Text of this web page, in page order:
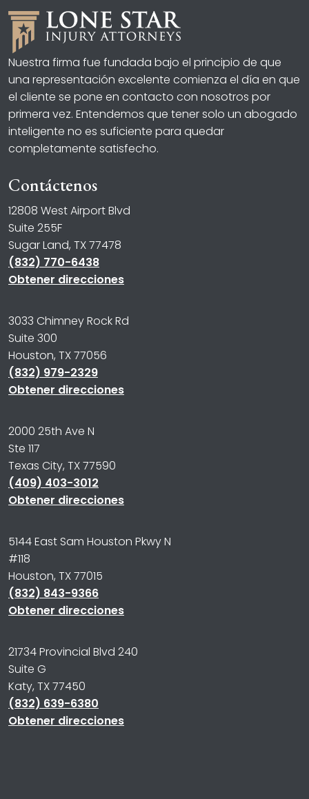
Nuestra firma fue fundada bajo el principio de que
una representación excelente comienza el día en que
el cliente se pone en contacto con nosotros por
primera vez. Entendemos que tener solo un abogado
inteligente no es suficiente para quedar
completamente satisfecho.
Contáctenos
12808 West Airport Blvd
Suite 255F
Sugar Land, TX 77478
(832) 770-6438
Obtener direcciones
3033 Chimney Rock Rd
Suite 300
Houston, TX 77056
(832) 979-2329
Obtener direcciones
2000 25th Ave N
Ste 117
Texas City, TX 77590
(409) 403-3012
Obtener direcciones
5144 East Sam Houston Pkwy N
#118
Houston, TX 77015
(832) 843-9366
Obtener direcciones
21734 Provincial Blvd 240
Suite G
Katy, TX 77450
(832) 639-6380
Obtener direcciones